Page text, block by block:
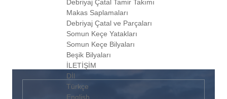
Debriyaj Çatal Tamir Takımı
Makas Saplamaları
Debriyaj Çatal ve Parçaları
Somun Keçe Yatakları
Somun Keçe Bilyaları
Beşik Bilyaları
İLETİŞİM
Dİl
Türkçe
English